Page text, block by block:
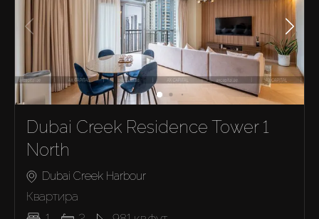
Dubai Creek Residence Tower 1
North
Dubai Creek Harbour
Квартира